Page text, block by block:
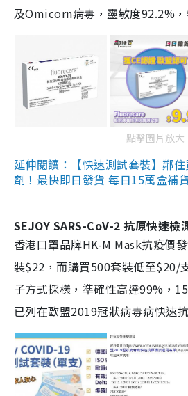
及Omicorn病毒，靈敏度92.2%，
點擊圖片放大
延伸閱讀：【快速測試套裝】鄰
劑！最快即日發貨 每日15萬盒補
SEJOY SARS-CoV-2 抗原快速檢
香港口罩品牌HK-M Mask抗疫價
裝$22，而購買500套裝低至$20/
子方式採樣，準確性高達99%，
已列在歐盟2019冠狀病毒病快速